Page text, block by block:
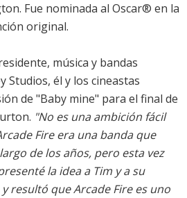
Fue nominada al Oscar® en la
original.
música y bandas
Studios, él y los cineastas
de "Baby mine" para el final de
"No es una ambición fácil
Fire era una banda que
de los años, pero esta vez
la idea a Tim y a su
resultó que Arcade Fire es uno